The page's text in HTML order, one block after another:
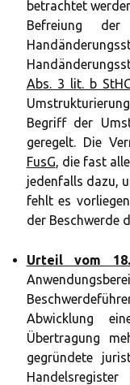
betrachtet
Befreiung
Abs. 3 lit. b
Begriff der
geregelt. Die
FusG, die fast
jedenfalls dazu,
fehlt es
der Beschwerde
Urteil vom 18.
Abwicklung
Übertragung
gegründete